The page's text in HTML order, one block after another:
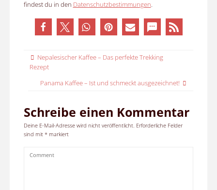
findest du in den Datenschutzbestimmungen.
Nepalesischer Kaffee – Das perfekte Trekking
Rezept
Panama Kaffee – Ist und schmeckt ausgezeichnet!
Schreibe einen Kommentar
Deine E-Mail-Adresse wird nicht veröffentlicht. Erforderliche Felder
sind mit *markiert